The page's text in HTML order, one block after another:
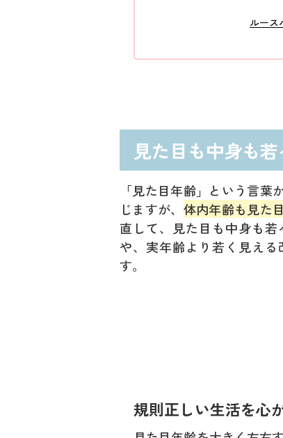
ルース
見た目も中身も若
「見た目年齢」という言
じますが、 体内年齢も見た
直して、見た目も中身も
や、実年齢より若く見え
す。
規則正しい生活を心